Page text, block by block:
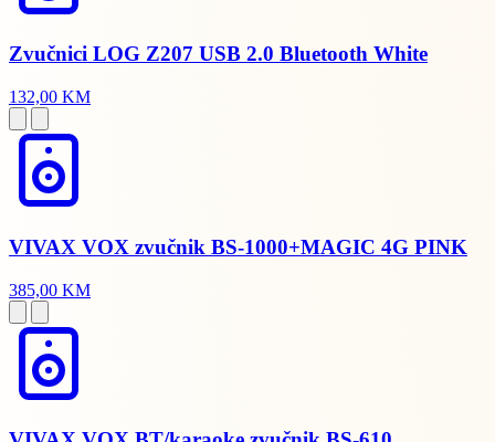
Zvučnici LOG Z207 USB 2.0 Bluetooth White
132,00 KM
VIVAX VOX zvučnik BS-1000+MAGIC 4G PINK
385,00 KM